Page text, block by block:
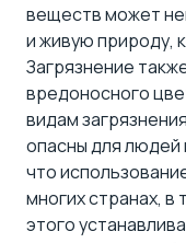
веществ может
и живую природу,
Загрязнение
вредоносного
видам
опасны для людей
что
многих странах,
этого